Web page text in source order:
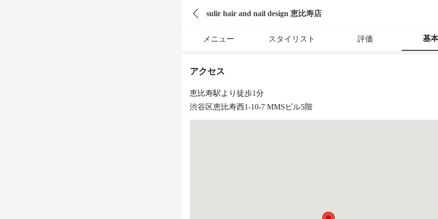
sulir hair and nail design 恵比寿店
メニュー スタイリスト 評価 基
アクセス
恵比寿駅より徒歩1分
渋谷区恵比寿西1-10-7 MMSビル5階